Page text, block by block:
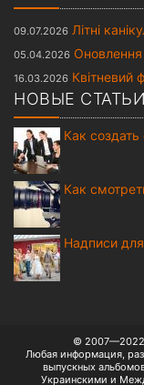
09.07.2026 Літні
05.04.2026 Оновлення
16.03.2026 Квітневий
НОВЫЕ СТАТЬИ
Как
Как
Надписи
© 2007—2022
Любая информация,
выпускных
Украинскими и